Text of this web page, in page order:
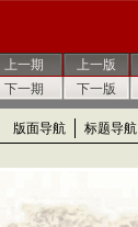
上一期
下一期
上一版
下一版
版面导航 标题导航